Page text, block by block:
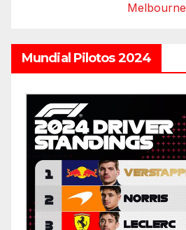
Melbourne
Mundial Pilotos 2024